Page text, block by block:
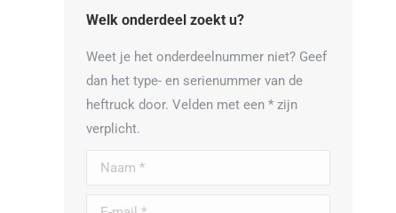
Welk onderdeel zoekt u?
Weet je het onderdeelnummer niet? Geef
dan het type- en serienummer van de
heftruck door. Velden met een * zijn
verplicht.
Naam *
E-mail *